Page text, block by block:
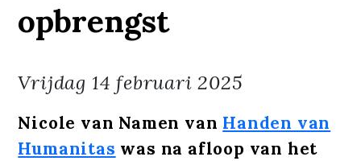
opbrengst
Vrijdag 14 februari 2025
Nicole van Namen van Handen van
Humanitas was na afloop van het